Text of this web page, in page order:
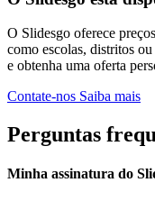
O Slidesgo oferece
como escolas, distritos
e obtenha uma oferta
Contate-nos Saiba mais
Perguntas
Minha assinatura do